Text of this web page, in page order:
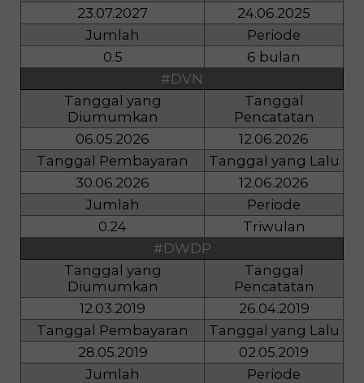
23.07.2027
24.06.2025
Jumlah
Periode
0.5
6 bulan
#DVN
Tanggal yang
Diumumkan
Tanggal
Pencatatan
06.05.2026
12.06.2026
Tanggal Pembayaran
Tanggal yang Lalu
30.06.2026
12.06.2026
Jumlah
Periode
0.24
Triwulan
#DWDP
Tanggal yang
Diumumkan
Tanggal
Pencatatan
12.03.2019
26.04.2019
Tanggal Pembayaran
Tanggal yang Lalu
28.05.2019
02.05.2019
Jumlah
Periode